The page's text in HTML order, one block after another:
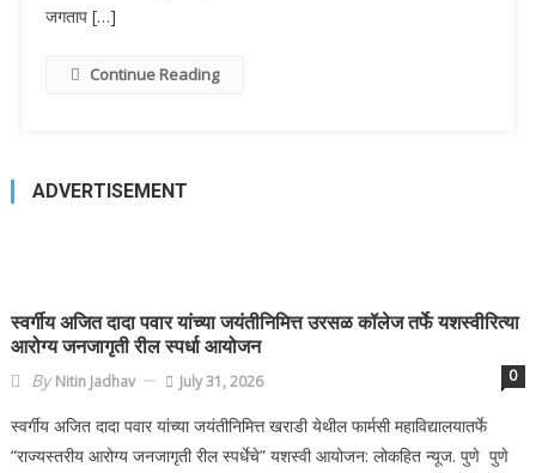
जगताप […]
Continue Reading
ADVERTISEMENT
स्वर्गीय अजित दादा पवार यांच्या जयंतीनिमित्त उरसळ कॉलेज तर्फे यशस्वीरित्या
आरोग्य जनजागृती रील स्पर्धा आयोजन
ByNitin Jadhav July 31, 2026 0
स्वर्गीय अजित दादा पवार यांच्या जयंतीनिमित्त खराडी येथील फार्मसी महाविद्यालयातर्फे
“राज्यस्तरीय आरोग्य जनजागृती रील स्पर्धेचे” यशस्वी आयोजन: लोकहित न्यूज. पुणे पुणे